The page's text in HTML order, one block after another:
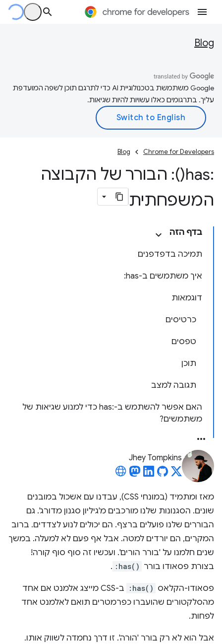
Blog
‫Google משתמשת בטכנולוגיית AI כדי לתרגם תוכן לשפה המועדפת
עליך. בתרגומים כאלו עשויות להיות שגיאות.
Chrome for Developers
Blog
:
has( ): הבורר של הקבוצה
המשפחתית
בדף הזה
תמיכה בדפדפנים
איך משתמשים ב-‎ :has
דוגמאות
כרטיסים
טפסים
תוכן
תגובה למצב
האם אפשר להשתמש ב-:has כדי למנוע שגיאות של
משתמשים?
Jhey Tompkins
מאז ומתמיד (במונחי CSS), עבדנו עם אשכול במובנים
שונים. הסגנונות שלנו מורכבים מ'גיליון סגנון מדורג'. גם
הבוררים שלנו פועלים ברצף. הם יכולים לנוע לצדדים. ברוב
המקרים, הם יורדים למטה. אבל אף פעם לא למעלה. במשך
שנים חלמנו על 'בורר הורים'. ועכשיו זה סוף סוף קורה!
בצורת פסאודו בורר :has()
.
פסאודו-הקלאס :has()
ב-CSS מייצג אלמנט אם אחד
מהסלקטורים שהועברו כפרמטרים תואם לאלמנט אחד
לפחות.
אבל הוא לא רק בורר 'הורה'. זו דרך נחמדה לשווק אותו.